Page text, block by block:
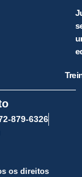
879-6326
os direitos